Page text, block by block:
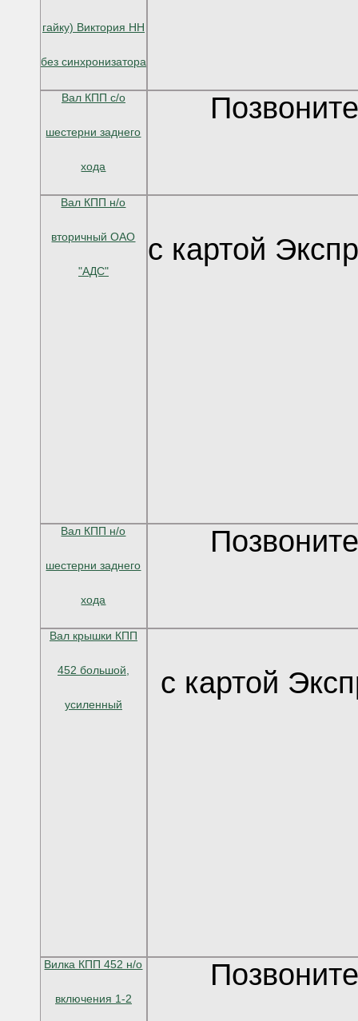
гайку) Виктория НН
без синхронизатора
Вал КПП c/о
шестерни заднего
хода
Вал КПП н/о
вторичный ОАО
"АДС"
с картой
Вал КПП н/о
шестерни заднего
хода
Вал крышки КПП
452 большой,
усиленный
с картой
Вилка КПП 452 н/о
включения 1-2